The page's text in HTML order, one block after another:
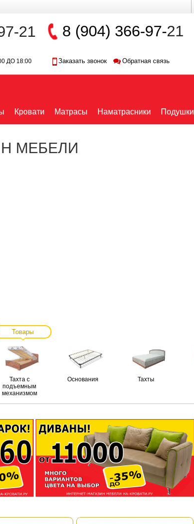
21
ДО 18:00
8 (904) 366-97-21
Заказать звонок Обратная связь
Кровати Матрасы Наматрасники Подушки
МЕБЕЛИ
Товары
Тахта с
подъемным
механизмом
Основания Тахты